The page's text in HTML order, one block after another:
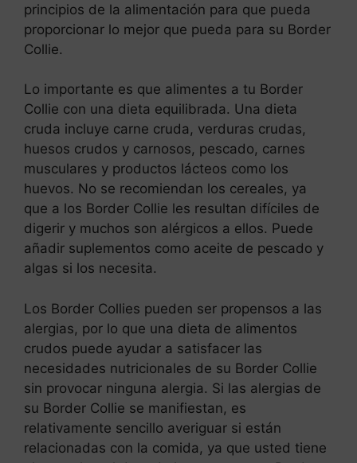
principios de la alimentación para que pueda
proporcionar lo mejor que pueda para su Border
Collie.
Lo importante es que alimentes a tu Border
Collie con una dieta equilibrada. Una dieta
cruda incluye carne cruda, verduras crudas,
huesos crudos y carnosos, pescado, carnes
musculares y productos lácteos como los
huevos. No se recomiendan los cereales, ya
que a los Border Collie les resultan difíciles de
digerir y muchos son alérgicos a ellos. Puede
añadir suplementos como aceite de pescado y
algas si los necesita.
Los Border Collies pueden ser propensos a las
alergias, por lo que una dieta de alimentos
crudos puede ayudar a satisfacer las
necesidades nutricionales de su Border Collie
sin provocar ninguna alergia. Si las alergias de
su Border Collie se manifiestan, es
relativamente sencillo averiguar si están
relacionadas con la comida, ya que usted tiene